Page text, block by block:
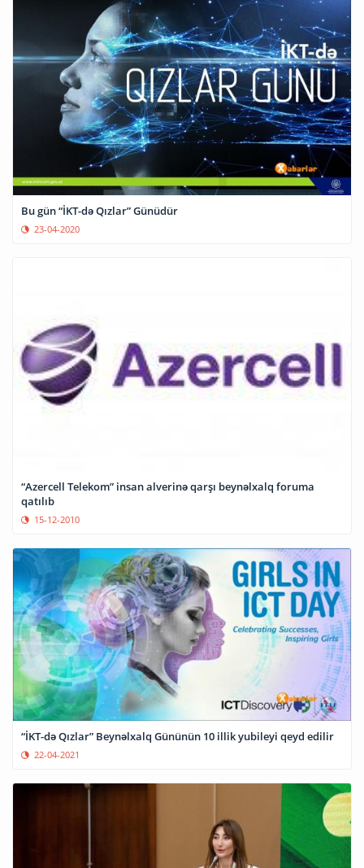
Bu gün “İKT-də Qızlar” Günüdür
23-04-2020
“Azercell Telekom” insan alverinə qarşı beynəlxalq foruma
qatılıb
15-12-2010
“İKT-də Qızlar” Beynəlxalq Gününün 10 illik yubileyi qeyd edilir
22-04-2021